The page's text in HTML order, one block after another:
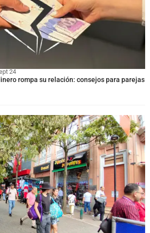
24
rompa su relación: consejos para parejas